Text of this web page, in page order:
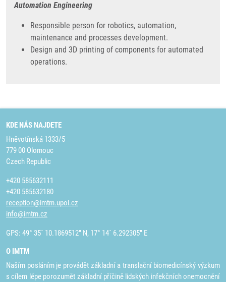
Automation Engineering
Responsible person for robotics, automation,
maintenance and processes development.
Design and 3D printing of components for automated
operations.
KDE NÁS NAJDETE
Hněvotínská 1333/5
779 00 Olomouc
Czech Republic
+420 585632111
+420 585632180
reception@imtm.upol.cz
info@imtm.cz
GPS: 49° 35´ 10.1869512" N, 17° 14´ 6.292305" E
O IMTM
Naším posláním je provádět základní a translační biomedicínský výzkum
s cílem lépe porozumět základní příčině lidských infekčních onemocnění